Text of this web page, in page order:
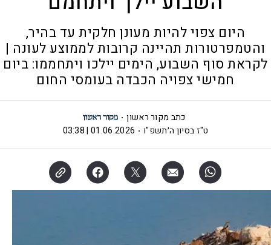
היום צפוי להיות מעונן חלקית עד בהיר,
והטמפרטורות תהיינה ‏קרובות לממוצע לעונה |
לקראת סוף השבוע, הימים יילכו ויתחממו: ביום
חמישי צפויה הכבדה בעומסי החום
כתב מקור ראשון
ט"ז בסיון ה׳תשפ"ו
01.06.2026 | 03:38